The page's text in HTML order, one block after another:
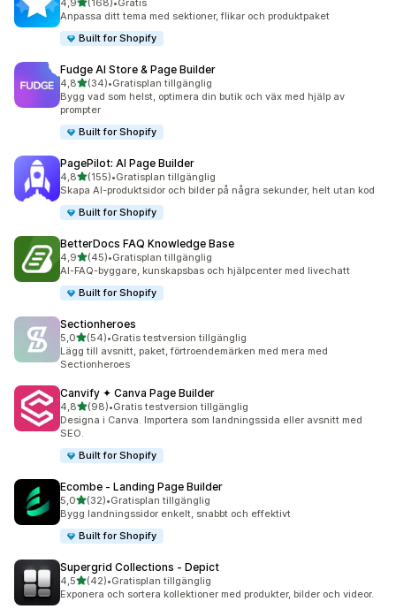
4,9 (168)
168 recensioner totalt
•Gratis
Anpassa ditt tema med sektioner, flikar och produktpaket
Built for Shopify
Fudge AI Store & Page Builder
4,8av 5 stjärnor
(34)
34 recensioner totalt
•Gratisplan tillgänglig
Bygg vad som helst, optimera din butik och väx med hjälp av
prompter
Built for Shopify
PagePilot: AI Page Builder
4,8av 5 stjärnor
(155)
155 recensioner totalt
•Gratisplan tillgänglig
Skapa AI-produktsidor och bilder på några sekunder, helt utan kod
Built for Shopify
BetterDocs FAQ Knowledge Base
4,9av 5 stjärnor
(45)
45 recensioner totalt
•Gratisplan tillgänglig
AI-FAQ-byggare, kunskapsbas och hjälpcenter med livechatt
Built for Shopify
Sectionheroes
5,0av 5 stjärnor
(54)
54 recensioner totalt
•Gratis testversion tillgänglig
Lägg till avsnitt, paket, förtroendemärken med mera med
Sectionheroes
Canvify ✦ Canva Page Builder
4,8av 5 stjärnor
(98)
98 recensioner totalt
•Gratis testversion tillgänglig
Designa i Canva. Importera som landningssida eller avsnitt med
SEO.
Built for Shopify
Ecombe ‑ Landing Page Builder
5,0av 5 stjärnor
(32)
32 recensioner totalt
•Gratisplan tillgänglig
Bygg landningssidor enkelt, snabbt och effektivt
Built for Shopify
Supergrid Collections ‑ Depict
4,5av 5 stjärnor
(42)
42 recensioner totalt
•Gratisplan tillgänglig
Exponera och sortera kollektioner med produkter, bilder och videor.